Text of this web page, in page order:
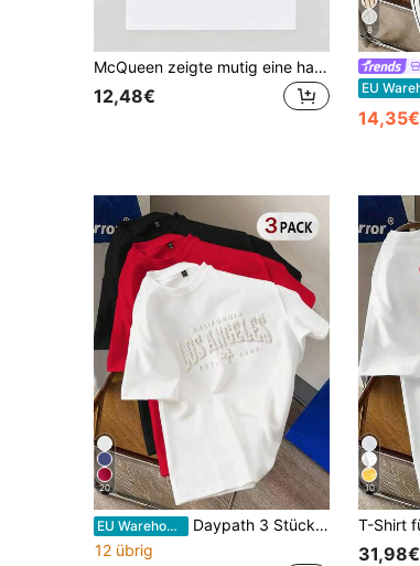
McQueen zeigte mutig eine handgeschriebene Schrift auf der Vorderseite des T-Shirts, die eine junge Energie und urbanen Stil widerspiegelte.
12,48€
8
14,35€
20
EU Warehouse
Daypath 3 Stücke/Set Standard Größe Herren 3D Los Angeles Grafik Schwarz, Weiß & Rot T-Shirts, vielseitig für den Sommer
12 übrig
10
31,98€